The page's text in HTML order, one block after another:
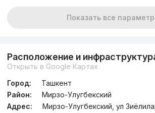
Показать все
Расположение и
Открыть в Google Картах
Город:
Ташкент
Район:
Мирзо-Улугбекский
Адрес:
Мирзо-Улугбекский, ул